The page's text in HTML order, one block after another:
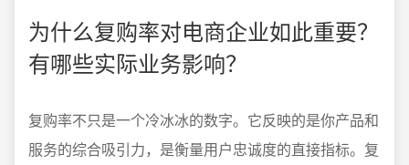
为什么复购率对电商企业如此重要？
有哪些实际业务影响？
复购率不只是一个冷冰冰的数字。它反映的是你产品和
服务的综合吸引力，是衡量用户忠诚度的直接指标。复